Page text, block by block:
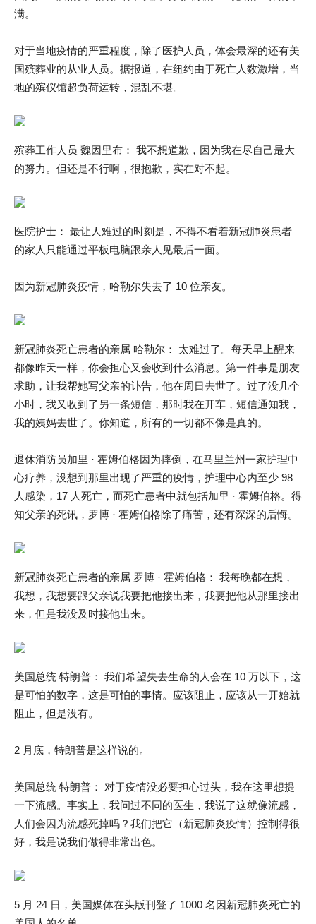
满。
对于当地疫情的严重程度，除了医护人员，体会最深的还有美
国殡葬业的从业人员。据报道，在纽约由于死亡人数激增，当
地的殡仪馆超负荷运转，混乱不堪。
殡葬工作人员 魏因里布： 我不想道歉，因为我在尽自己最大
的努力。但还是不行啊，很抱歉，实在对不起。
医院护士： 最让人难过的时刻是，不得不看着新冠肺炎患者
的家人只能通过平板电脑跟亲人见最后一面。
因为新冠肺炎疫情，哈勒尔失去了 10 位亲友。
新冠肺炎死亡患者的亲属 哈勒尔： 太难过了。每天早上醒来
都像昨天一样，你会担心又会收到什么消息。第一件事是朋友
求助，让我帮她写父亲的讣告，他在周日去世了。过了没几个
小时，我又收到了另一条短信，那时我在开车，短信通知我，
我的姨妈去世了。你知道，所有的一切都不像是真的。
退休消防员加里 · 霍姆伯格因为摔倒，在马里兰州一家护理中
心疗养，没想到那里出现了严重的疫情，护理中心内至少 98
人感染，17 人死亡，而死亡患者中就包括加里 · 霍姆伯格。得
知父亲的死讯，罗博 · 霍姆伯格除了痛苦，还有深深的后悔。
新冠肺炎死亡患者的亲属 罗博 · 霍姆伯格： 我每晚都在想，
我想，我想要跟父亲说我要把他接出来，我要把他从那里接出
来，但是我没及时接他出来。
美国总统 特朗普： 我们希望失去生命的人会在 10 万以下，这
是可怕的数字，这是可怕的事情。应该阻止，应该从一开始就
阻止，但是没有。
2 月底，特朗普是这样说的。
美国总统 特朗普： 对于疫情没必要担心过头，我在这里想提
一下流感。事实上，我问过不同的医生，我说了这就像流感，
人们会因为流感死掉吗？我们把它（新冠肺炎疫情）控制得很
好，我是说我们做得非常出色。
5 月 24 日，美国媒体在头版刊登了 1000 名因新冠肺炎死亡的